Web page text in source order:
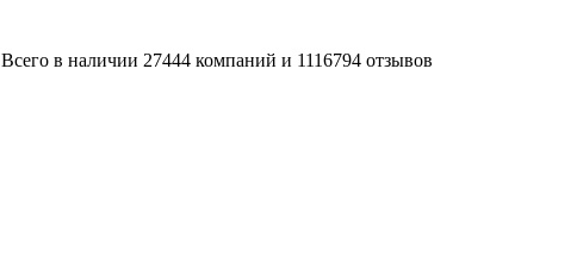
Всего в наличии 27444 компаний и 1116794 отзывов